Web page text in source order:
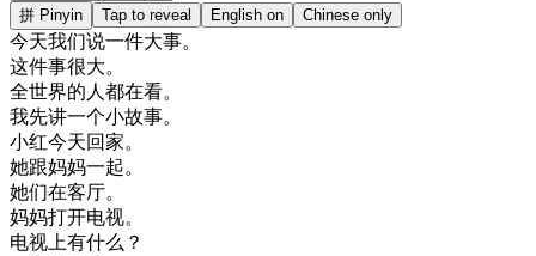
拼 Pinyin Tap to reveal English on Chinese only
今天我们说一件大事。
这件事很大。
全世界的人都在看。
我先讲一个小故事。
小红今天回家。
她跟妈妈一起。
她们在客厅。
妈妈打开电视。
电视上有什么 ？